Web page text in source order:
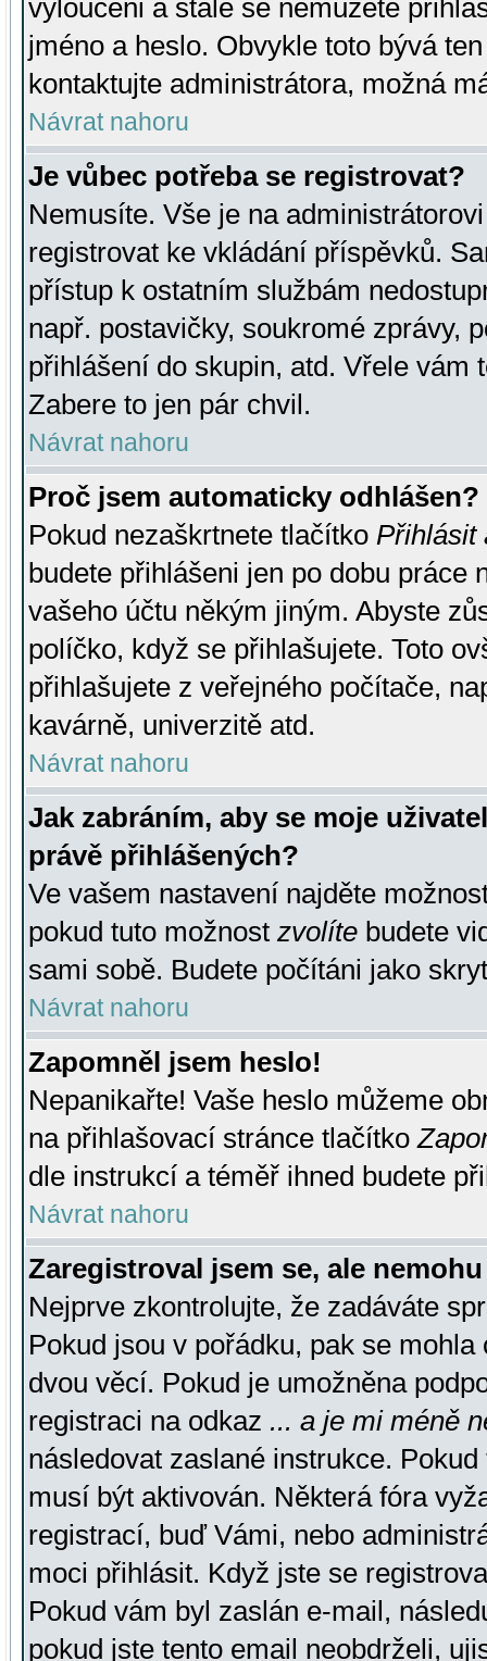
vyloučeni a stále se nemůžete
jméno a heslo. Obvykle toto bývá
kontaktujte administrátora, možná
Návrat nahoru
Je vůbec potřeba se registrovat?
Nemusíte. Vše je na
registrovat ke vkládání příspěvků.
přístup k ostatním službám
např. postavičky, soukromé zprávy,
přihlášení do skupin, atd. Vřele vám
Zabere to jen pár chvil.
Návrat nahoru
Proč jsem automaticky odhlášen?
Pokud nezaškrtnete tlačítko Přihlásit
budete přihlášeni jen po dobu práce
vašeho účtu někým jiným. Abyste
políčko, když se přihlašujete. Toto
přihlašujete z veřejného počítače,
kavárně, univerzitě atd.
Návrat nahoru
Jak zabráním, aby se moje
právě přihlášených?
Ve vašem nastavení najděte
pokud tuto možnost zvolíte budete
sami sobě. Budete počítáni jako
Návrat nahoru
Zapomněl jsem heslo!
Nepanikařte! Vaše heslo můžeme
na přihlašovací stránce tlačítko
dle instrukcí a téměř ihned budete
Návrat nahoru
Zaregistroval jsem se, ale
Nejprve zkontrolujte, že zadáváte
Pokud jsou v pořádku, pak se
dvou věcí. Pokud je umožněna
registraci na odkaz ... a je mi méně
následovat zaslané instrukce.
musí být aktivován. Některá fóra
registrací, buď Vámi, nebo
moci přihlásit. Když jste se
Pokud vám byl zaslán e-mail,
pokud jste tento email neobdrželi,